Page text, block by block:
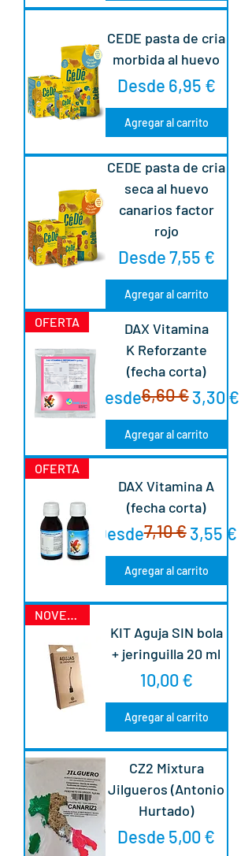
CEDE pasta de cria
morbida al huevo
Desde 6,95 €
Precio de oferta
Agregar al carrito
CEDE pasta de cria
seca al huevo
canarios factor
rojo
Desde7,55 €
Precio de oferta
Agregar al carrito
OFERTA
DAX Vitamina
K Reforzante
(fecha corta)
Desde
Precio6,60 € 3,30 €
Precio de oferta
Agregar al carrito
OFERTA
DAX Vitamina A
(fecha corta)
Desde
Precio7,10 € 3,55 €
Precio de oferta
Agregar al carrito
NOVEDAD
KIT Aguja SIN bola
+ jeringuilla 20 ml
Precio
10,00 €
Agregar al carrito
CZ2 Mixtura
Jilgueros (Antonio
Hurtado)
Desde 5,00 €
Precio de oferta